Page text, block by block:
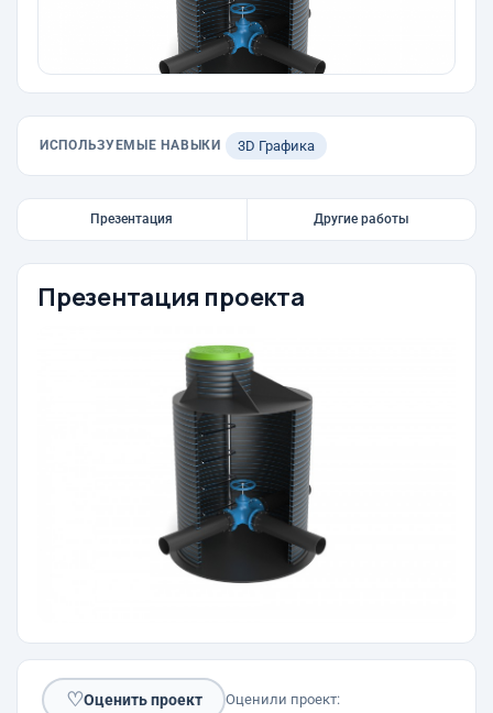
ИСПОЛЬЗУЕМЫЕ НАВЫКИ 3D Графика
Презентация Другие работы
Презентация проекта
♡Оценить проект Оценили проект: